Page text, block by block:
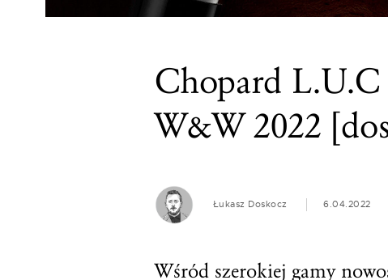
Chopard L.U.C
W&W 2022
Łukasz Doskocz 6.04.2022
Wśród szerokiej gamy